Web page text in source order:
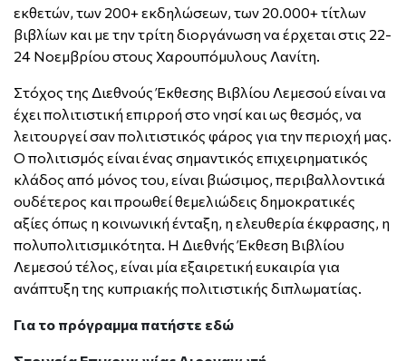
εκθετών, των 200+ εκδηλώσεων, των 20.000+ τίτλων
βιβλίων και με την τρίτη διοργάνωση να έρχεται στις 22-
24 Νοεμβρίου στους Χαρουπόμυλους Λανίτη.
Στόχος της Διεθνούς Έκθεσης Βιβλίου Λεμεσού είναι να
έχει πολιτιστική επιρροή στο νησί και ως θεσμός, να
λειτουργεί σαν πολιτιστικός φάρος για την περιοχή μας.
Ο πολιτισμός είναι ένας σημαντικός επιχειρηματικός
κλάδος από μόνος του, είναι βιώσιμος, περιβαλλοντικά
ουδέτερος και προωθεί θεμελιώδεις δημοκρατικές
αξίες όπως η κοινωνική ένταξη, η ελευθερία έκφρασης, η
πολυπολιτισμικότητα. Η Διεθνής Έκθεση Βιβλίου
Λεμεσού τέλος, είναι μία εξαιρετική ευκαιρία για
ανάπτυξη της κυπριακής πολιτιστικής διπλωματίας.
Για το πρόγραμμα πατήστε εδώ